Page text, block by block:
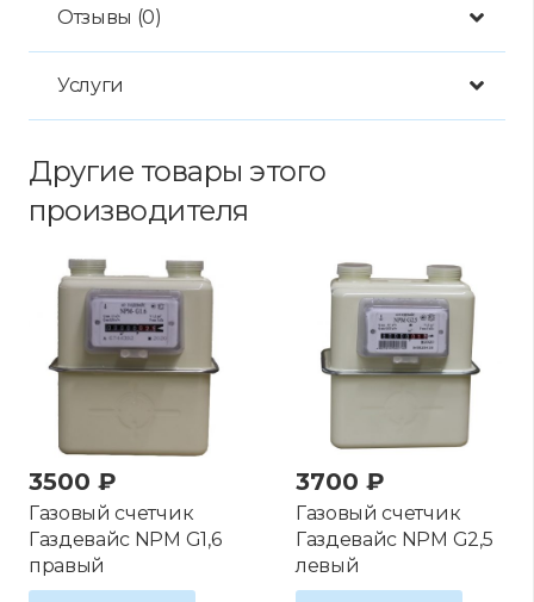
Отзывы (0)
Услуги
Другие товары этого
производителя
3500 ₽
Газовый счетчик
Газдевайс NPM G1,6
правый
3700 ₽
Газовый счетчик
Газдевайс NPM G2,5
левый